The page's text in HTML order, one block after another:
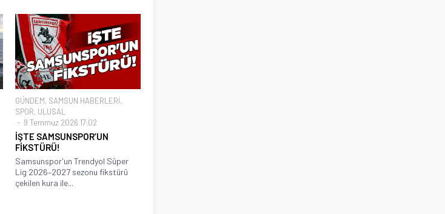
GÜNDEM, SAMSUN HABERLERİ,
SPOR, ULUSAL
9 Temmuz 2026 17:02
İŞTE SAMSUNSPOR’UN
FİKSTÜRÜ!
Samsunspor'un Trendyol Süper
Lig 2026–2027 sezonu fikstürü
çekilen kura ile...